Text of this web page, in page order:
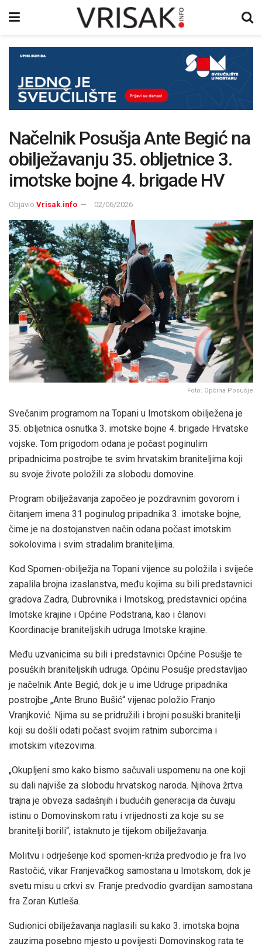
Načelnik Posušja Ante Begić na
obilježavanju 35. obljetnice 3.
imotske bojne 4. brigade HV
Objavio Vrisak.info 02/06/2026
Foto: Općina Posušje
Svečanim programom na Topani u Imotskom obilježena je
35. obljetnica osnutka 3. imotske bojne 4. brigade Hrvatske
vojske. Tom prigodom odana je počast poginulim
pripadnicima postrojbe te svim hrvatskim braniteljima koji
su svoje živote položili za slobodu domovine.
Program obilježavanja započeo je pozdravnim govorom i
čitanjem imena 31 poginulog pripadnika 3. imotske bojne,
čime je na dostojanstven način odana počast imotskim
sokolovima i svim stradalim braniteljima.
Kod Spomen-obilježja na Topani vijence su položila i svijeće
zapalila brojna izaslanstva, među kojima su bili predstavnici
gradova Zadra, Dubrovnika i Imotskog, predstavnici općina
Imotske krajine i Općine Podstrana, kao i članovi
Koordinacije braniteljskih udruga Imotske krajine.
Među uzvanicima su bili i predstavnici Općine Posušje te
posuških braniteljskih udruga. Općinu Posušje predstavljao
je načelnik Ante Begić, dok je u ime Udruge pripadnika
postrojbe „Ante Bruno Bušić“ vijenac položio Franjo
Vranjković. Njima su se pridružili i brojni posuški branitelji
koji su došli odati počast svojim ratnim suborcima i
imotskim vitezovima.
„Okupljeni smo kako bismo sačuvali uspomenu na one koji
su dali najviše za slobodu hrvatskog naroda. Njihova žrtva
trajna je obveza sadašnjih i budućih generacija da čuvaju
istinu o Domovinskom ratu i vrijednosti za koje su se
branitelji borili“, istaknuto je tijekom obilježavanja.
Molitvu i odrješenje kod spomen-križa predvodio je fra Ivo
Rastočić, vikar Franjevačkog samostana u Imotskom, dok je
svetu misu u crkvi sv. Franje predvodio gvardijan samostana
fra Zoran Kutleša.
Sudionici obilježavanja naglasili su kako 3. imotska bojna
zauzima posebno mjesto u povijesti Domovinskog rata te